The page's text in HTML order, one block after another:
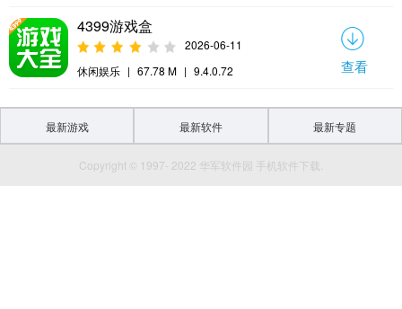
4399游戏盒
2026-06-11
休闲娱乐 | 67.78 M | 9.4.0.72 查看
最新游戏 最新软件 最新专题
Copyright © 1997- 2022 华军软件园 手机软件下载.